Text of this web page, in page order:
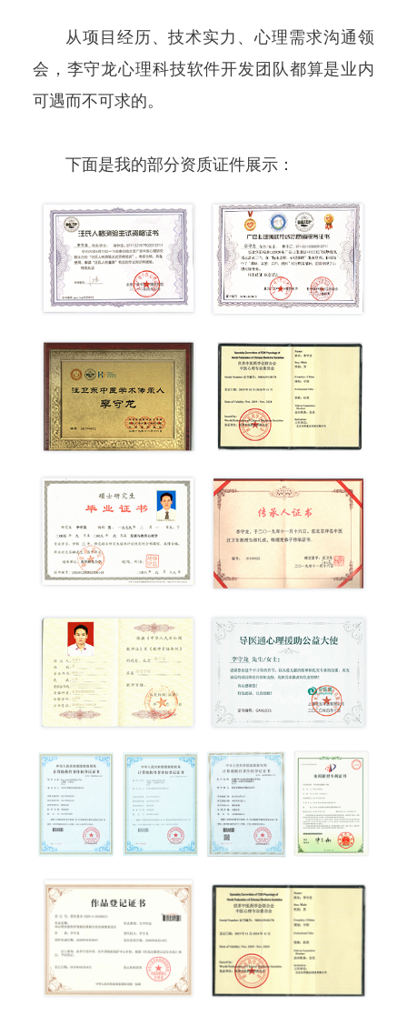
从项目经历、技术实力、心理需求沟通领
会，李守龙心理科技软件开发团队都算是业内
可遇而不可求的。
下面是我的部分资质证件展示：